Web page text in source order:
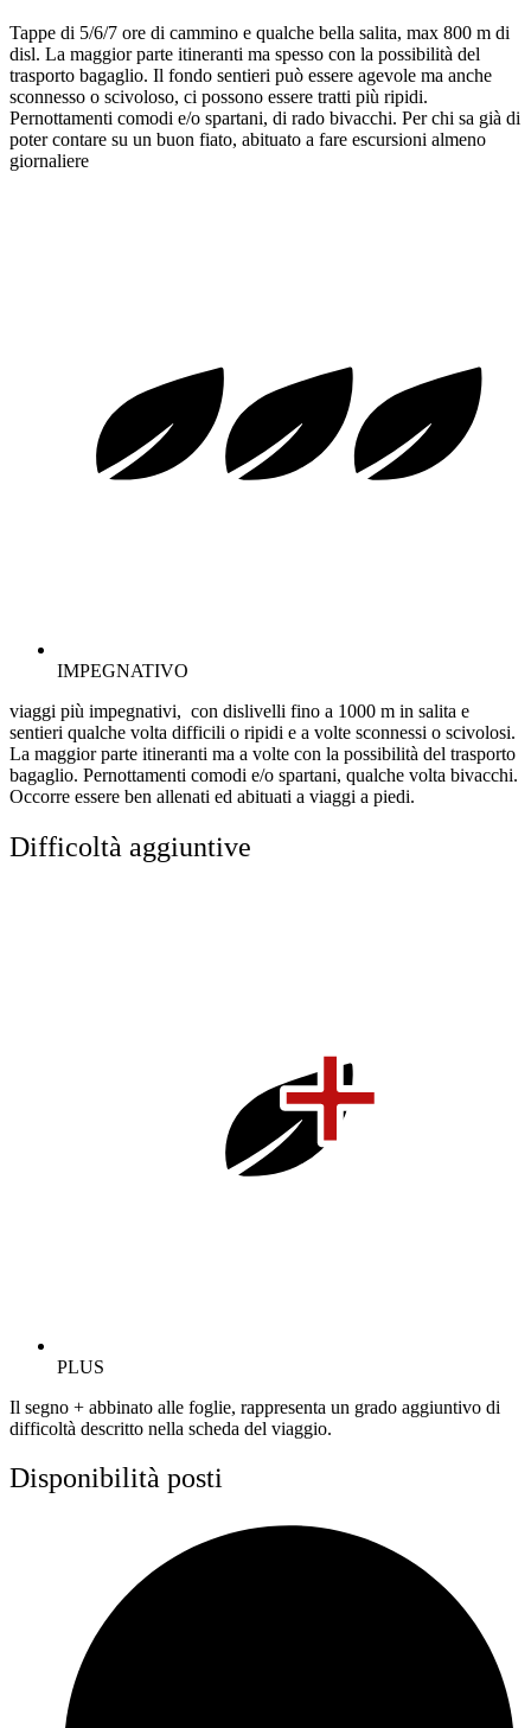
Tappe di 5/6/7 ore di cammino e qualche bella salita, max 800 m di
disl. La maggior parte itineranti ma spesso con la possibilità del
trasporto bagaglio. Il fondo sentieri può essere agevole ma anche
sconnesso o scivoloso, ci possono essere tratti più ripidi.
Pernottamenti comodi e/o spartani, di rado bivacchi. Per chi sa già di
poter contare su un buon fiato, abituato a fare escursioni almeno
giornaliere
IMPEGNATIVO
viaggi più impegnativi, con dislivelli fino a 1000 m in salita e
sentieri qualche volta difficili o ripidi e a volte sconnessi o scivolosi.
La maggior parte itineranti ma a volte con la possibilità del trasporto
bagaglio. Pernottamenti comodi e/o spartani, qualche volta bivacchi.
Occorre essere ben allenati ed abituati a viaggi a piedi.
Difficoltà aggiuntive
PLUS
Il segno + abbinato alle foglie, rappresenta un grado aggiuntivo di
difficoltà descritto nella scheda del viaggio.
Disponibilità posti